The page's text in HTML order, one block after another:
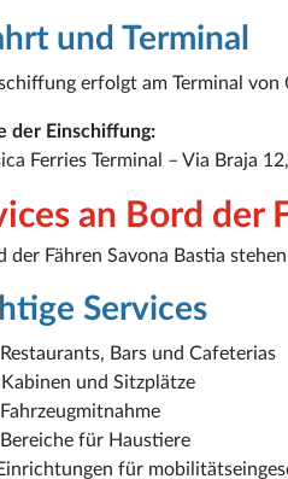
und Terminal
erfolgt am Terminal von
der Einschiffung:
Ferries Terminal – Via Braja
an Bord der
der Fähren Savona Bastia
Services
Bars und Cafeterias
und Sitzplätze
für Haustiere
für